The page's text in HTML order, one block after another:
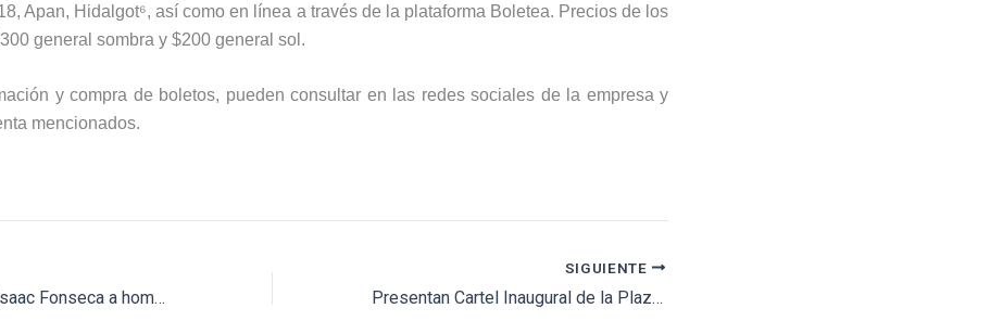
Apan, Hidalgot⁶, así como en línea a través de la plataforma Boletea. Precios de los
general sombra y $200 general sol.
y compra de boletos, pueden consultar en las redes sociales de la empresa y
mencionados.
Leo Valadez e Isaac Fonseca a hombros en Jalos
SIGUIENTE
Presentan Cartel Inaugural de la Plaza de Toros del Salitre.